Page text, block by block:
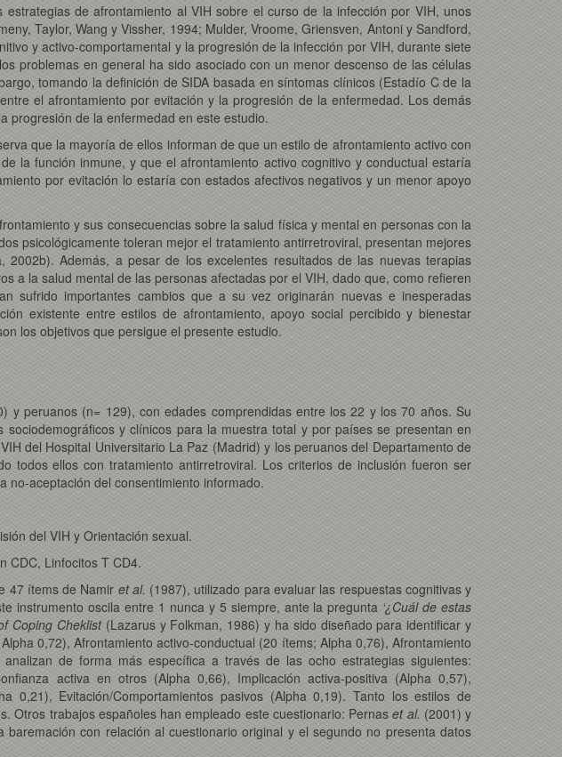
de afrontamiento al VIH sobre el curso de la infección por VIH, unos
Taylor, Wang y Vissher, 1994; Mulder, Vroome, Griensven, Antoni y Sandford,
y activo-comportamental y la progresión de la infección por VIH, durante siete
problemas en general ha sido asociado con un menor descenso de las células
tomando la definición de SIDA basada en síntomas clínicos (Estadío C de la
el afrontamiento por evitación y la progresión de la enfermedad. Los demás
progresión de la enfermedad en este estudio.
que la mayoría de ellos informan de que un estilo de afrontamiento activo con
la función inmune, y que el afrontamiento activo cognitivo y conductual estaría
por evitación lo estaría con estados afectivos negativos y un menor apoyo
y sus consecuencias sobre la salud física y mental en personas con la
psicológicamente toleran mejor el tratamiento antirretroviral, presentan mejores
Además, a pesar de los excelentes resultados de las nuevas terapias
a la salud mental de las personas afectadas por el VIH, dado que, como refieren
sufrido importantes cambios que a su vez originarán nuevas e inesperadas
existente entre estilos de afrontamiento, apoyo social percibido y bienestar
los objetivos que persigue el presente estudio.
peruanos (n= 129), con edades comprendidas entre los 22 y los 70 años. Su
y clínicos para la muestra total y por países se presentan en
del Hospital Universitario La Paz (Madrid) y los peruanos del Departamento de
todos ellos con tratamiento antirretroviral. Los criterios de inclusión fueron ser
no-aceptación del consentimiento informado.
del VIH y Orientación sexual.
CDC, Linfocitos T CD4.
47 ítems de Namir et al. (1987), utilizado para evaluar las respuestas cognitivas y
instrumento oscila entre 1 nunca y 5 siempre, ante la pregunta ‘¿Cuál de estas
Coping Cheklist(Lazarus y Folkman, 1986) y ha sido diseñado para identificar y
0,72), Afrontamiento activo-conductual (20 ítems; Alpha 0,76), Afrontamiento
de forma más específica a través de las ocho estrategias siguientes:
activa en otros (Alpha 0,66), Implicación activa-positiva (Alpha 0,57),
0,21), Evitación/Comportamientos pasivos (Alpha 0,19). Tanto los estilos de
Otros trabajos españoles han empleado este cuestionario: Pernaset al. (2001) y
con relación al cuestionario original y el segundo no presenta datos